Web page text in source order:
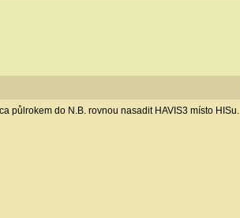
půlrokem do N.B. rovnou nasadit HAVIS3 místo HISu.